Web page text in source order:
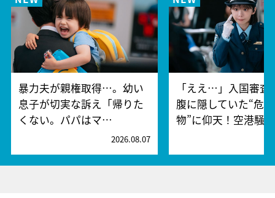
暴力夫が親権取得…。幼い
息子が切実な訴え「帰りた
くない。パパはマ…
2026.08.07
「ええ…」入国審査
腹に隠していた“危
物”に仰天！空港騒